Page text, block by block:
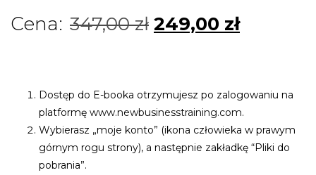
347,00zł 249,00 zł
Dostęp do E-booka otrzymujesz po zalogowaniu na
platformę www.newbusinesstraining.com.
Wybierasz „moje konto” (ikona człowieka w prawym
górnym rogu strony), a następnie zakładkę “Pliki do
pobrania”.